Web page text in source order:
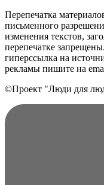
Перепечатка
письменного
изменения текстов,
перепечатке
гиперссылка на
рекламы пишите на
©Проект "Люди для